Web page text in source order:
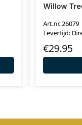
Willow
Art.nr. 26079
Levertijd:
€29.95